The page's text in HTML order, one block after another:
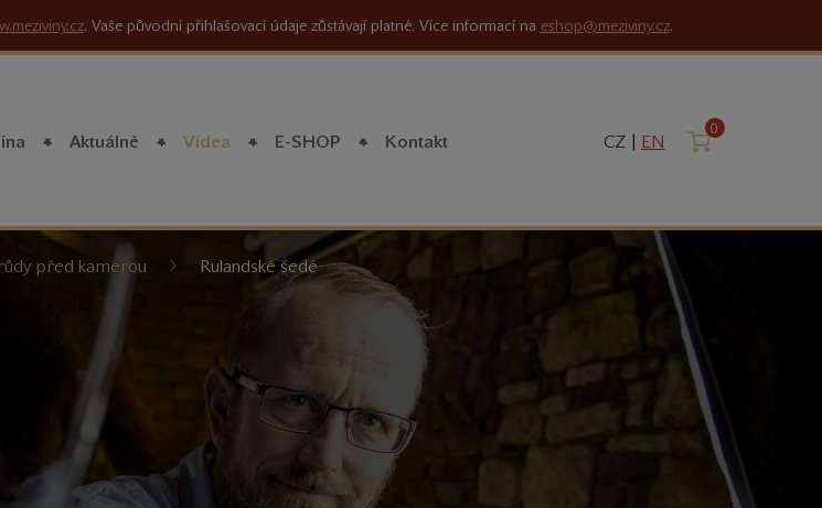
. Vaše původní přihlašovací údaje zůstávají platné. Více informací na eshop@meziviny.cz.
Aktuálně Videa E-SHOP Kontakt CZ | EN Košík
0
před kamerou Rulandské šedé